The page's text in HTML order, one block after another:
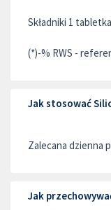
Składniki 1
(*)-% RWS -
Jak stosować
Zalecana dzienna
Jak